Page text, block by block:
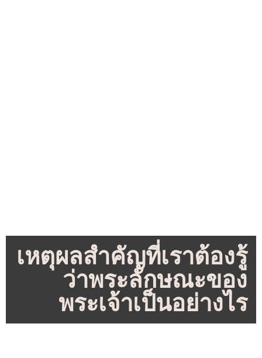
เหตุผลสำคัญที่เราต้องรู้
ว่าพระลักษณะของ
พระเจ้าเป็นอย่างไร